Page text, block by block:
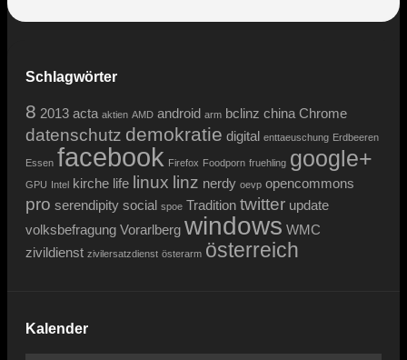
Schlagwörter
8 2013 acta aktien AMD android arm bclinz china Chrome
datenschutz demokratie digital enttaeuschung Erdbeeren
Essen facebook Firefox Foodporn fruehling google+
GPU Intel kirche life linux linz nerdy oevp opencommons
pro serendipity social spoe Tradition twitter update
volksbefragung Vorarlberg windows WMC
zivildienst zivilersatzdienst österarm österreich
Kalender